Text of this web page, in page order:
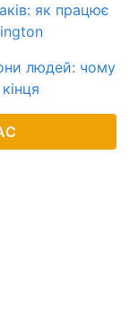
як працює
людей: чому